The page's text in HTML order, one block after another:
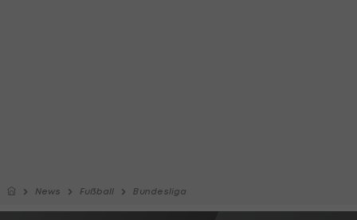
News Fußball Bundesliga